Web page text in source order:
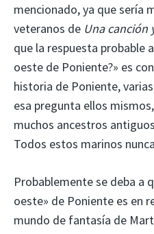
mencionado, ya que sería
veteranos de Una canción
que la respuesta probable
oeste de Poniente?» es
historia de Poniente,
esa pregunta ellos
muchos ancestros
Todos estos marinos
Probablemente se deba a
oeste» de Poniente es en
mundo de fantasía de